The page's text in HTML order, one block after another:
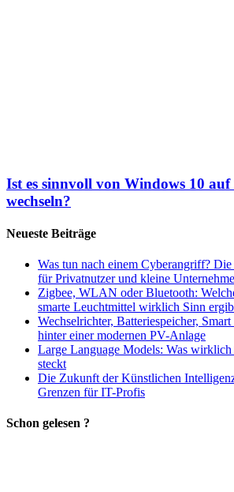
Ist es sinnvoll von Windows 10 auf
wechseln?
Neueste Beiträge
Was tun nach einem Cyberangriff?
für Privatnutzer und kleine
Zigbee, WLAN oder Bluetooth:
smarte Leuchtmittel wirklich Sinn
Wechselrichter, Batteriespeicher,
hinter einer modernen PV-Anlage
Large Language Models: Was
steckt
Die Zukunft der Künstlichen
Grenzen für IT-Profis
Schon gelesen ?